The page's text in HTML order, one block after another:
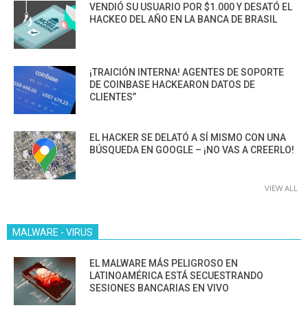
VENDIÓ SU USUARIO POR $1.000 Y DESATÓ EL
HACKEO DEL AÑO EN LA BANCA DE BRASIL
¡TRAICIÓN INTERNA! AGENTES DE SOPORTE
DE COINBASE HACKEARON DATOS DE
CLIENTES”
EL HACKER SE DELATÓ A SÍ MISMO CON UNA
BÚSQUEDA EN GOOGLE – ¡NO VAS A CREERLO!
VIEW ALL
MALWARE - VIRUS
EL MALWARE MÁS PELIGROSO EN
LATINOAMÉRICA ESTÁ SECUESTRANDO
SESIONES BANCARIAS EN VIVO